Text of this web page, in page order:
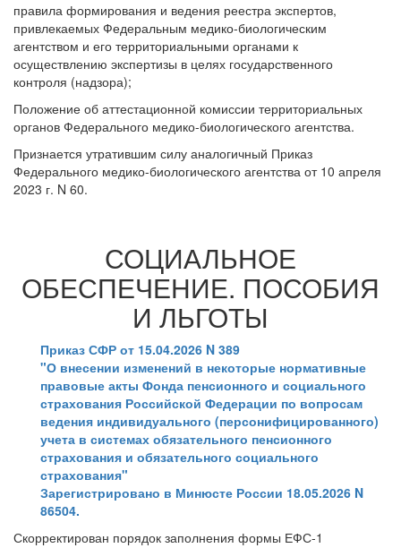
правила формирования и ведения реестра экспертов,
привлекаемых Федеральным медико-биологическим
агентством и его территориальными органами к
осуществлению экспертизы в целях государственного
контроля (надзора);
Положение об аттестационной комиссии территориальных
органов Федерального медико-биологического агентства.
Признается утратившим силу аналогичный Приказ
Федерального медико-биологического агентства от 10 апреля
2023 г. N 60.
СОЦИАЛЬНОЕ
ОБЕСПЕЧЕНИЕ. ПОСОБИЯ
И ЛЬГОТЫ
Приказ СФР от 15.04.2026 N 389
"О внесении изменений в некоторые нормативные
правовые акты Фонда пенсионного и социального
страхования Российской Федерации по вопросам
ведения индивидуального (персонифицированного)
учета в системах обязательного пенсионного
страхования и обязательного социального
страхования"
Зарегистрировано в Минюсте России 18.05.2026 N
86504.
Скорректирован порядок заполнения формы ЕФС-1